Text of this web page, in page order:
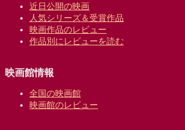
近日公開の映画
人気シリーズ＆受賞作品
映画作品のレビュー
作品別にレビューを読む
映画館情報
全国の映画館
映画館のレビュー